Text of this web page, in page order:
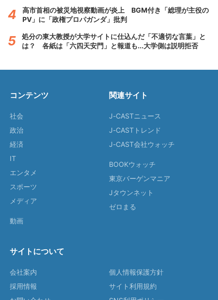
高市首相の被災地視察動画が炎上 BGM付き「総理が主役の
PV」に「政権プロパガンダ」批判
処分の東大教授が大学サイトに仕込んだ「不適切な言葉」と
は？ 各紙は「六四天安門」と報道も...大学側は説明拒否
コンテンツ
社会
政治
経済
IT
エンタメ
スポーツ
メディア
動画
関連サイト
J-CASTニュース
J-CASTトレンド
J-CAST会社ウォッチ
BOOKウォッチ
東京バーゲンマニア
Jタウンネット
ゼロまる
サイトについて
会社案内
採用情報
個人情報保護方針
サイト利用規約